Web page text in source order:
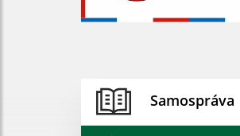
Samospráva